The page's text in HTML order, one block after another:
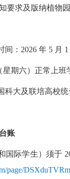
要求及版纳植物
：2026 年 5 月 1
期六）正常上班
科大及联培高校统
账
国际学生）须于
page/